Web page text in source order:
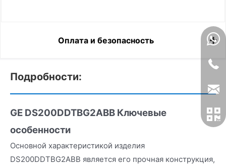
Оплата и безопасность
Подробности:
GE DS200DDTBG2ABB Ключевые
особенности
Основной характеристикой изделия
DS200DDTBG2ABB является его прочная конструкция,